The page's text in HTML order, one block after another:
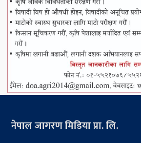
नेपाल जागरण मिडिया प्रा. लि.